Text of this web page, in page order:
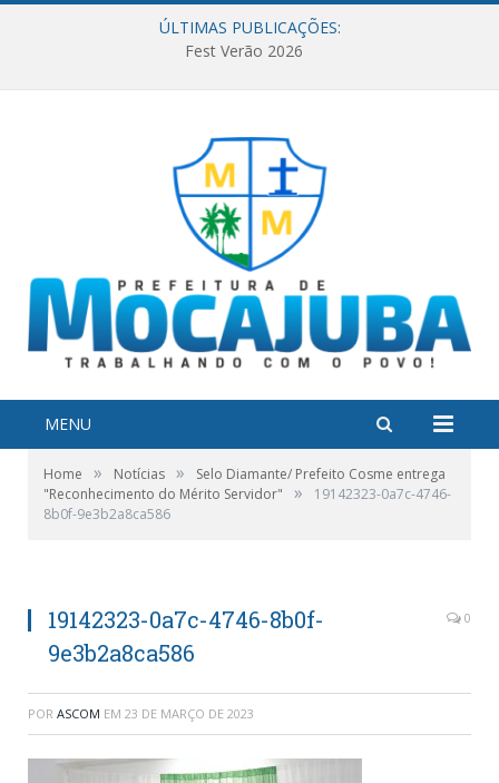
ÚLTIMAS PUBLICAÇÕES:
Fest Verão 2026
MENU
Home » Notícias »
Selo Diamante/ Prefeito Cosme entrega
"Reconhecimento do Mérito Servidor"
»
19142323-0a7c-4746-
8b0f-9e3b2a8ca586
19142323-0a7c-4746-8b0f-
9e3b2a8ca586
0
POR ASCOM EM 23 DE MARÇO DE 2023